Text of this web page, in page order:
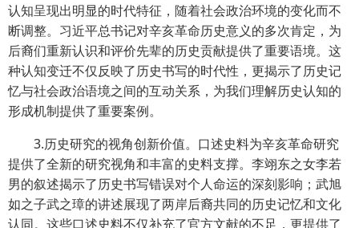
认知呈现出明显的时代特征，随着社会政治环境的变化而不
断调整。习近平总书记对辛亥革命历史意义的多次肯定，为
后裔们重新认识和评价先辈的历史贡献提供了重要语境。这
种认知变迁不仅反映了历史书写的时代性，更揭示了历史记
忆与社会政治语境之间的互动关系，为我们理解历史认知的
形成机制提供了重要案例。
3.历史研究的视角创新价值。口述史料为辛亥革命研究
提供了全新的研究视角和丰富的史料支撑。李翊东之女李若
男的叙述揭示了历史书写错误对个人命运的深刻影响；武旭
如之子武之璋的讲述展现了两岸后裔共同的历史记忆和文化
认同。这些口述史料不仅补充了官方文献的不足，更提供了